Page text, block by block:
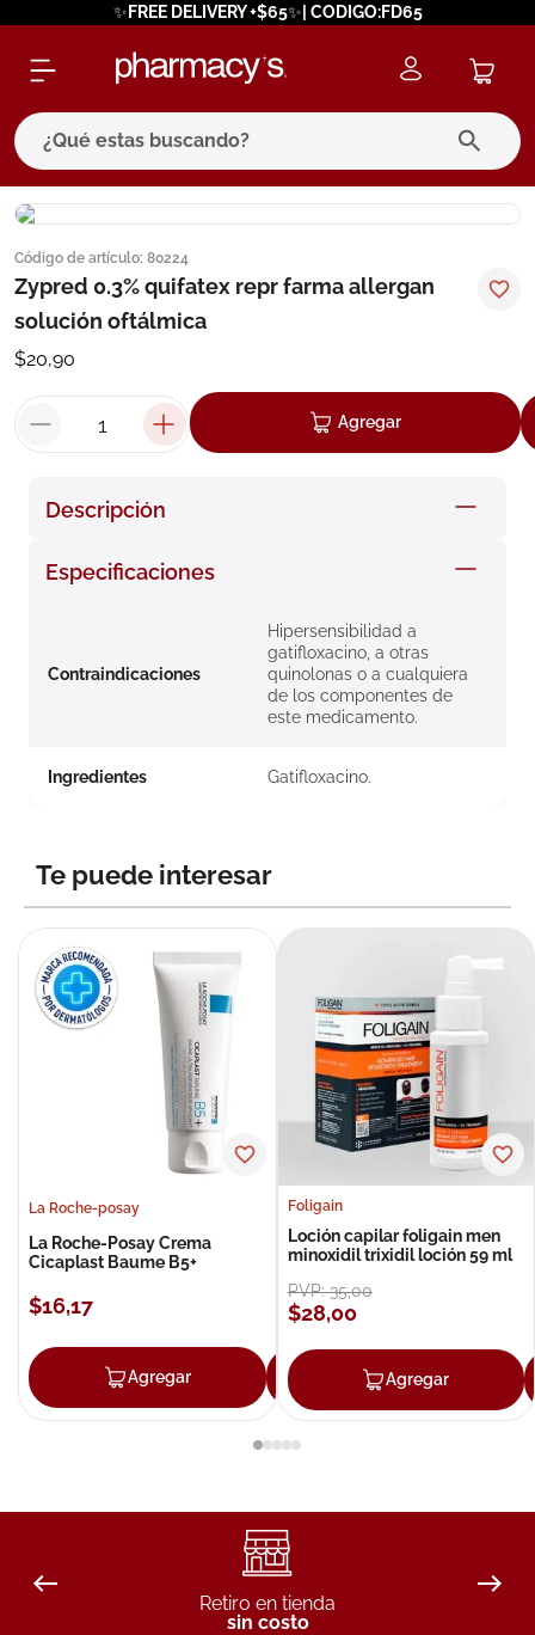
✨FREE DELIVERY +$65✨| CODIGO:FD65
¿Qué estas buscando?
Código de artículo: 80224
Zypred 0.3% quifatex repr farma allergan
solución oftálmica
$20,90
Agregar
Descripción
Especificaciones
Contraindicaciones
Hipersensibilidad a
gatifloxacino, a otras
quinolonas o a cualquiera
de los componentes de
este medicamento.
Ingredientes Gatifloxacino.
Te puede interesar
La Roche-posay
La Roche-Posay Crema
Cicaplast Baume B5+
$16,17
Agregar Agregar
Foligain
Loción capilar foligain men
minoxidil trixidil loción 59 ml
PVP:35,00
$28,00
Agregar
Retiro en tienda
sin costo
términos más buscados
1. eucerin
cerave
7. isdin
roche posay